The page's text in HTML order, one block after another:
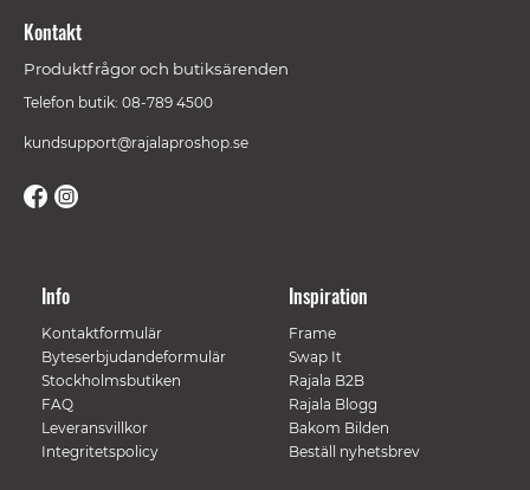
Kontakt
Produktfrågor och butiksärenden
Telefon butik: 08-789 4500
kundsupport@rajalaproshop.se
Info
Kontaktformulär
Byteserbjudandeformulär
Stockholmsbutiken
FAQ
Leveransvillkor
Integritetspolicy
Inspiration
Frame
Swap It
Rajala B2B
Rajala Blogg
Bakom Bilden
Beställ nyhetsbrev